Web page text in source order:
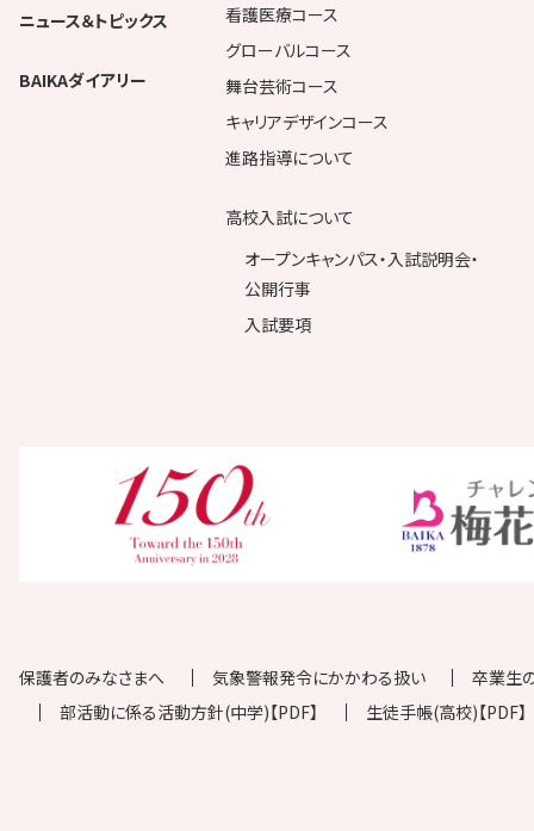
ニュース＆トピックス
BAIKAダイアリー
看護医療コース
グローバルコース
舞台芸術コース
キャリアデザインコース
進路指導について
高校入試について
オープンキャンパス・入試説明会・
公開行事
入試要項
保護者のみなさまへ 気象警報発令にかかわる扱い
卒業生
部活動に係る活動方針(中学)【PDF】
生徒手帳(高校)【PDF】